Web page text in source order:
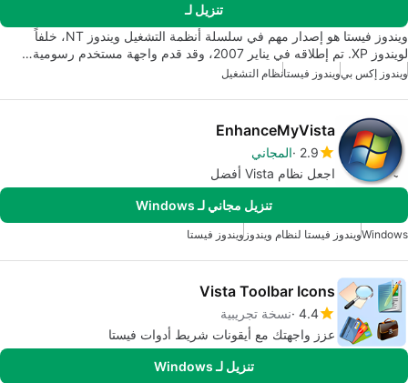
تنزيل لـ
ويندوز فيستا هو إصدار مهم في سلسلة أنظمة التشغيل ويندوز NT، خلفاً
لويندوز XP. تم إطلاقه في يناير 2007، وقد قدم واجهة مستخدم رسومية…
ويندوز إكس بيويندوز فيستانظام التشغيل
EnhanceMyVista
2.9 المجاني
اجعل نظام Vista أفضل
تنزيل مجاني لـ Windows
Windowsويندوز فيستا لنظام ويندوز ويندوز فيستا
Vista Toolbar Icons
4.4 نسخة تجريبية
عزز واجهتك مع أيقونات شريط أدوات فيستا
تنزيل لـ Windows